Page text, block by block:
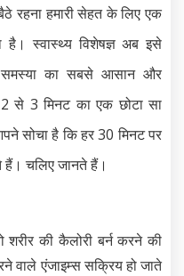
रहना हमारी सेहत के लिए एक
स्वास्थ्य विशेषज्ञ अब इसे
का सबसे आसान और
से 3 मिनट का एक छोटा सा
सोचा है कि हर 30 मिनट पर
हैं। चलिए जानते हैं।
की कैलोरी बर्न करने की
वाले एंजाइम्स सक्रिय हो जाते